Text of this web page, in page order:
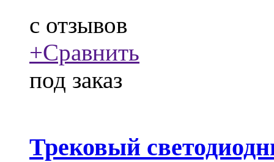
c отзывов
+Сравнить
под заказ
Трековый